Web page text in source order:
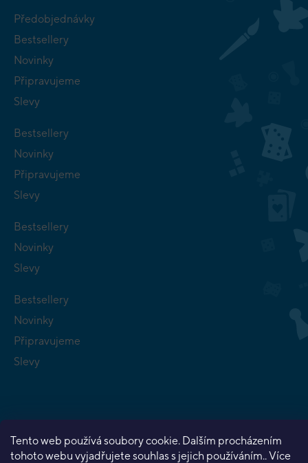
Tento web používá soubory cookie. Dalším procházením
tohoto webu vyjadřujete souhlas s jejich používáním.. Více
Předobjednávky
Bestsellery
Novinky
Připravujeme
Slevy
Bestsellery
Novinky
Připravujeme
Slevy
Bestsellery
Novinky
Slevy
Bestsellery
Novinky
Připravujeme
Slevy
Copyright 2026 Planeta her . Všechna práva vyhrazena.